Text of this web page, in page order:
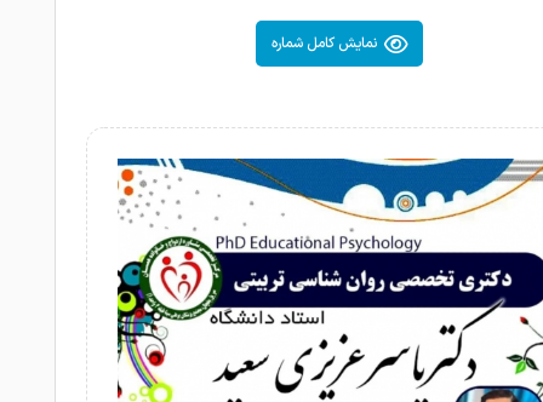
نمایش کامل شماره